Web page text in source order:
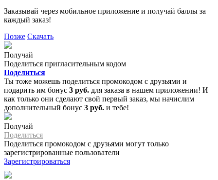
Заказывай через мобильное приложение и получай баллы за
каждый заказ!
Позже Скачать
Получай
Поделиться пригласительным кодом
Поделиться
Ты тоже можешь поделиться промокодом с друзьями и
подарить им бонус 3 руб. для заказа в нашем приложении! И
как только они сделают свой первый заказ, мы начислим
дополнительный бонус 3 руб. и тебе!
Получай
Поделиться
Поделиться промокодом с друзьями могут только
зарегистрированные пользователи
Зарегистрироваться